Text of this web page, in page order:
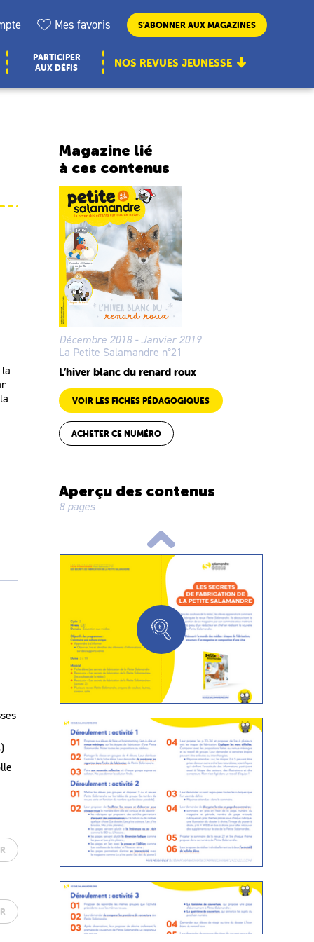
Mes favoris S’ABONNER AUX MAGAZINES
PARTICIPER
AUX DÉFIS
NOS REVUES JEUNESSE
Magazine lié
à ces contenus
Décembre 2018 - Janvier 2019
La Petite Salamandre n°21
L’hiver blanc du renard roux
VOIR LES FICHES PÉDAGOGIQUES
ACHETER CE NUMÉRO
Aperçu des contenus
8 pages